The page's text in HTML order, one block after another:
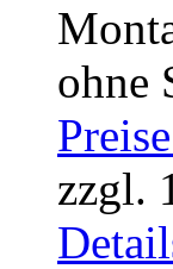
ohne
zzgl.